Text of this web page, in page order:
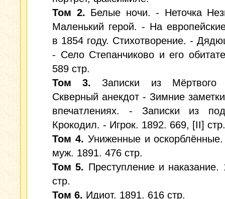
Том 2. Белые ночи. - Неточка
Маленький герой. - На
в 1854 году. Стихотворение. -
- Село Степанчиково и его
589 стр.
Том 3. Записки из
Скверный анекдот - Зимние
впечатлениях. - Записки из
Крокодил. - Игрок. 1892. 669, [II] стр.
Том 4. Униженные и
муж. 1891. 476 стр.
Том 5. Преступление и наказание.
стр.
Том 6. Идиот. 1891. 616 стр.